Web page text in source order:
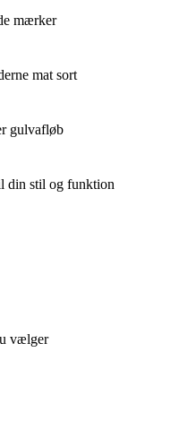
mærker
mat sort
gulvafløb
din stil og funktion
vælger